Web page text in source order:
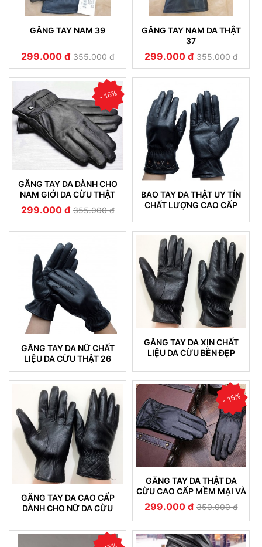
GĂNG TAY NAM 39
299.000 đ 355.000 đ
GĂNG TAY NAM DA THẬT
37
299.000 đ 355.000 đ
- 16%
GĂNG TAY DA DÀNH CHO
NAM GIỚI DA CỪU THẬT
CAO CẤP 20
299.000 đ 355.000 đ
BAO TAY DA THẬT UY TÍN
CHẤT LƯỢNG CAO CẤP
GĂNG TAY DA NỮ CHẤT
LIỆU DA CỪU THẬT 26
GĂNG TAY DA XỊN CHẤT
LIỆU DA CỪU BỀN ĐẸP
GĂNG TAY DA CAO CẤP
DÀNH CHO NỮ DA CỪU
THẬT KHÔNG NỔ DA 18
- 15%
GĂNG TAY DA THẬT DA
CỪU CAO CẤP MỀM MẠI VÀ
BỀN ĐẸP (22)
299.000 đ 350.000 đ